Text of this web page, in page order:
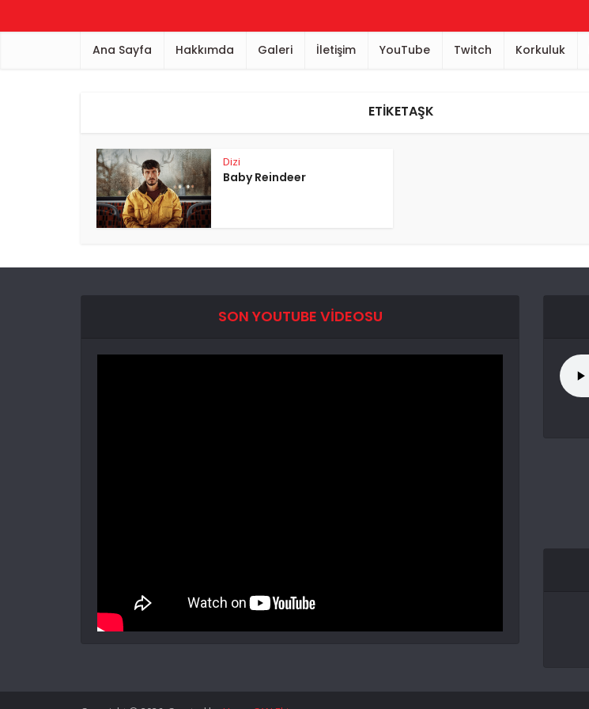
Ana Sayfa Hakkımda Galeri İletişim YouTube Twitch Korkuluk
ETIKETAŞK
Dizi
Baby Reindeer
SON YOUTUBE VIDEOSU